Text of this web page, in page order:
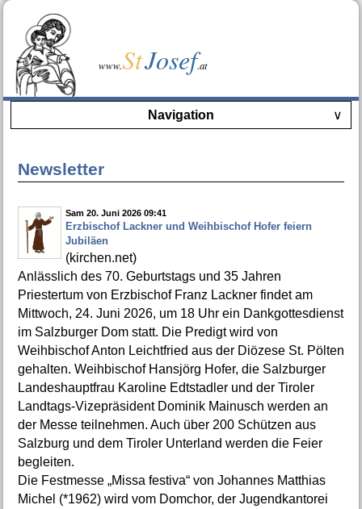
www.StJosef.at
Navigation ∨
Newsletter
Sam 20. Juni 2026 09:41
Erzbischof Lackner und Weihbischof Hofer feiern
Jubiläen
(kirchen.net)
Anlässlich des 70. Geburtstags und 35 Jahren
Priestertum von Erzbischof Franz Lackner findet am
Mittwoch, 24. Juni 2026, um 18 Uhr ein Dankgottesdienst
im Salzburger Dom statt. Die Predigt wird von
Weihbischof Anton Leichtfried aus der Diözese St. Pölten
gehalten. Weihbischof Hansjörg Hofer, die Salzburger
Landeshauptfrau Karoline Edtstadler und der Tiroler
Landtags-Vizepräsident Dominik Mainusch werden an
der Messe teilnehmen. Auch über 200 Schützen aus
Salzburg und dem Tiroler Unterland werden die Feier
begleiten.
Die Festmesse „Missa festiva“ von Johannes Matthias
Michel (*1962) wird vom Domchor, der Jugendkantorei